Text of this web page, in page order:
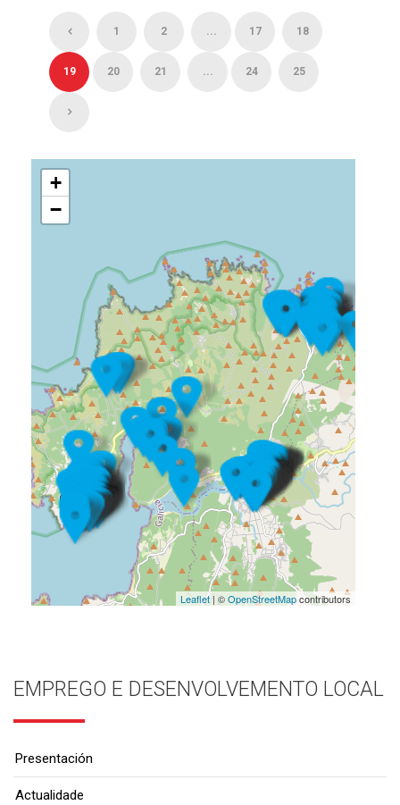
1 2 ... 17 18
19 20 21 ... 24 25
+
−
Leaflet| ©OpenStreetMapcontributors
EMPREGO E DESENVOLVEMENTO LOCAL
Presentación
Actualidade